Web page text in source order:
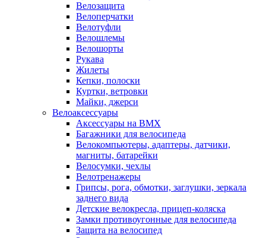
Велозащита
Велоперчатки
Велотуфли
Велошлемы
Велошорты
Рукава
Жилеты
Кепки, полоски
Куртки, ветровки
Майки, джерси
Велоаксессуары
Аксессуары на BMX
Багажники для велосипеда
Велокомпьютеры, адаптеры, датчики,
магниты, батарейки
Велосумки, чехлы
Велотренажеры
Грипсы, рога, обмотки, заглушки, зеркала
заднего вида
Детские велокресла, прицеп-коляска
Замки противоугонные для велосипеда
Защита на велосипед